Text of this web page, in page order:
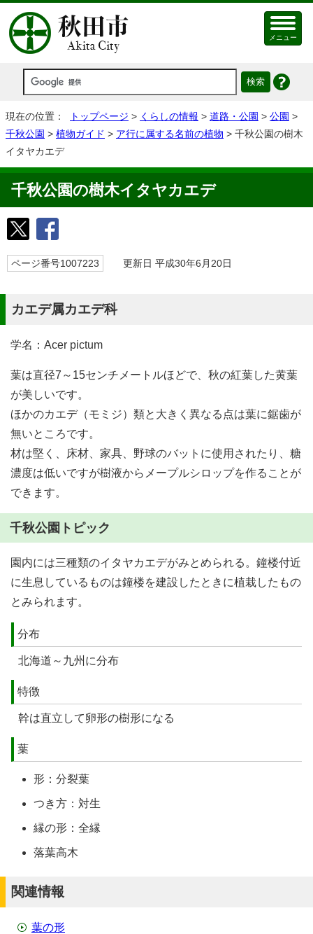
メニュー
現在の位置： トップページ > くらしの情報 > 道路・公園 > 公園 >
千秋公園 > 植物ガイド > ア行に属する名前の植物 > 千秋公園の樹木
イタヤカエデ
千秋公園の樹木イタヤカエデ
ページ番号1007223 更新日 平成30年6月20日
カエデ属カエデ科
学名： Acer pictum
葉は直径7～15センチメートルほどで、秋の紅葉した黄葉
が美しいです。
ほかのカエデ（モミジ）類と大きく異なる点は葉に鋸歯が
無いところです。
材は堅く、床材、家具、野球のバットに使用されたり、糖
濃度は低いですが樹液からメープルシロップを作ることが
できます。
千秋公園トピック
園内には三種類のイタヤカエデがみとめられる。鐘楼付近
に生息しているものは鐘楼を建設したときに植栽したもの
とみられます。
分布
北海道～九州に分布
特徴
幹は直立して卵形の樹形になる
葉
形：分裂葉
つき方：対生
縁の形：全縁
落葉高木
関連情報
葉の形